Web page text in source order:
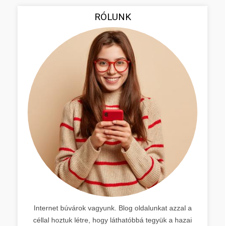
RÓLUNK
Internet búvárok vagyunk. Blog oldalunkat azzal a
céllal hoztuk létre, hogy láthatóbbá tegyük a hazai